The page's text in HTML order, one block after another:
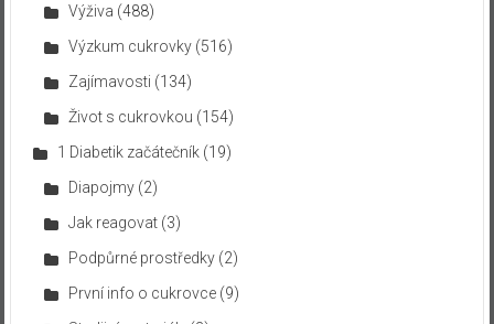
Výživa (488)
Výzkum cukrovky(516)
Zajímavosti (134)
Život s cukrovkou (154)
1 Diabetik začátečník(19)
Diapojmy(2)
Jak reagovat(3)
Podpůrné prostředky(2)
První info o cukrovce(9)